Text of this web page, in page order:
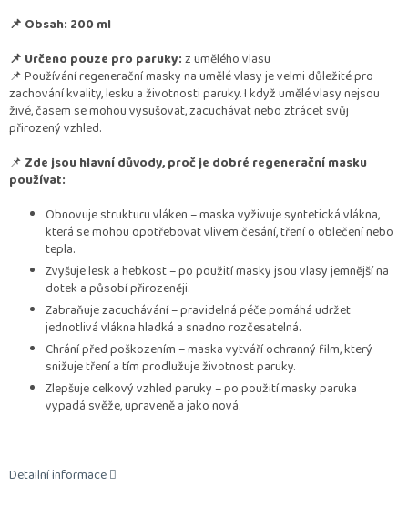
📌 Obsah: 200 ml
📌 Určeno pouze pro paruky:z umělého vlasu
📌 Používání regenerační masky na umělé vlasy je velmi důležité pro
zachování kvality, lesku a životnosti paruky. I když umělé vlasy nejsou
živé, časem se mohou vysušovat, zacuchávat nebo ztrácet svůj
přirozený vzhled.
📌 Zde jsou hlavní důvody, proč je dobré regenerační masku
používat:
Obnovuje strukturu vláken – maska vyživuje syntetická vlákna,
která se mohou opotřebovat vlivem česání, tření o oblečení nebo
tepla.
Zvyšuje lesk a hebkost – po použití masky jsou vlasy jemnější na
dotek a působí přirozeněji.
Zabraňuje zacuchávání – pravidelná péče pomáhá udržet
jednotlivá vlákna hladká a snadno rozčesatelná.
Chrání před poškozením – maska vytváří ochranný film, který
snižuje tření a tím prodlužuje životnost paruky.
Zlepšuje celkový vzhled paruky – po použití masky paruka
vypadá svěže, upraveně a jako nová.
Detailní informace